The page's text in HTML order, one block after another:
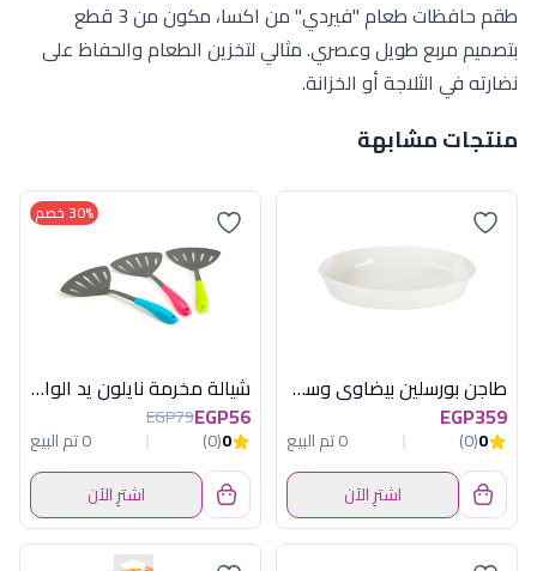
طقم حافظات طعام "فيردي" من اكسا، مكون من 3 قطع
بتصميم مربع طويل وعصري. مثالي لتخزين الطعام والحفاظ على
نضارته في الثلاجة أو الخزانة.
منتجات مشابهة
طاجن بورسلين بيضاوى وسط نيرو
EGP359
0
(0)
0 تم البيع
اشترِ الآن
30% خصم
شيالة مخرمة نايلون يد الوان هابى هوم
EGP56
EGP79
0
(0)
0 تم البيع
اشترِ الآن